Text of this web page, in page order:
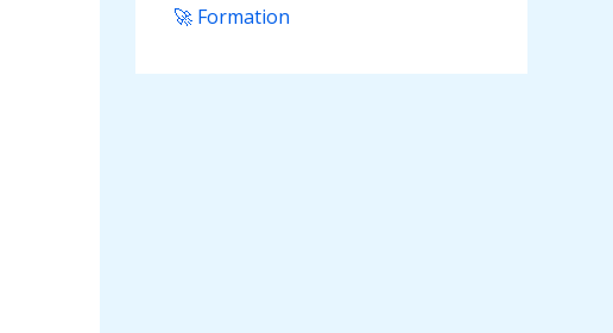
🚀 Formation